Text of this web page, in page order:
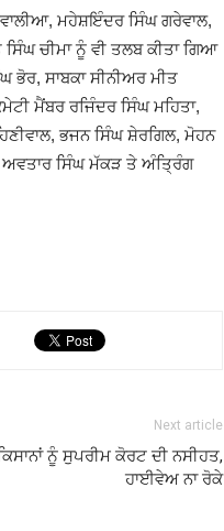
ਮਹੇਸ਼ਇੰਦਰ ਸਿੰਘ ਗਰੇਵਾਲ,
ਚੀਮਾ ਨੂੰ ਵੀ ਤਲਬ ਕੀਤਾ ਗਿਆ
ਭੋਰ, ਸਾਬਕਾ ਸੀਨੀਅਰ ਮੀਤ
ਮੈਂਬਰ ਰਜਿੰਦਰ ਸਿੰਘ ਮਹਿਤਾ,
ਭਜਨ ਸਿੰਘ ਸ਼ੇਰਗਿਲ, ਮੋਹਨ
ਅਵਤਾਰ ਸਿੰਘ ਮੱਕੜ ਤੇ ਅੰਤ੍ਰਿੰਗ
Next article
ਨੂੰ ਸੁਪਰੀਮ ਕੋਰਟ ਦੀ ਨਸੀਹਤ,
ਹਾਈਵੇਅ ਨਾ ਰੋਕੇ